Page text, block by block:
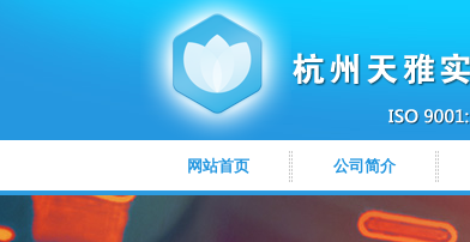
网站首页 公司简介